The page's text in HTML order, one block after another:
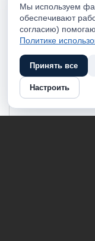
Мы используем
обеспечивают
согласию)
Политике
Принять все
Настроить